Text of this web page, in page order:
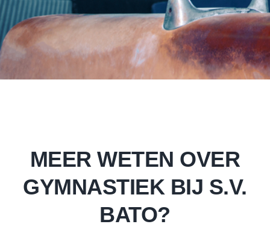
MEER WETEN OVER
GYMNASTIEK BIJ S.V.
BATO?